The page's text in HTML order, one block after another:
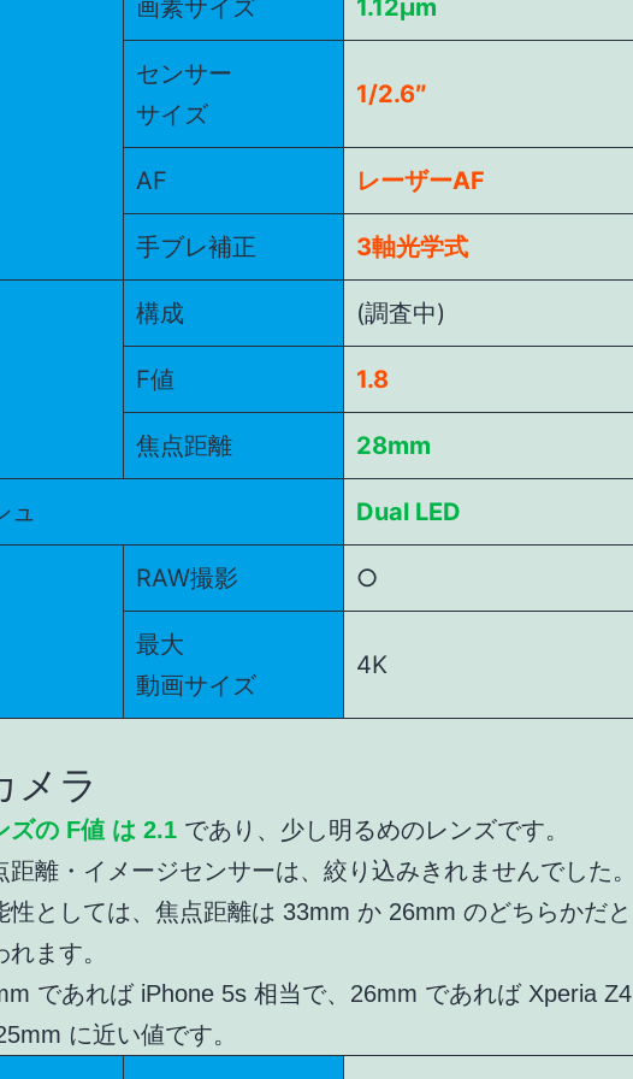
画素サイズ 1.12μm
センサー
サイズ
1/2.6″
AF レーザーAF
手ブレ補正 3軸光学式
構成 (調査中)
F値 1.8
焦点距離 28mm
ュ Dual LED
RAW撮影 ○
最大
動画サイズ
4K
メラ
ズの F値 は 2.1 であり、少し明るめのレンズです。
距離・イメージセンサーは、絞り込みきれませんでした。
性としては、焦点距離は 33mm か 26mm のどちらかだと
れます。
であれば iPhone 5s 相当で、26mm であれば Xperia Z4
に近い値です。